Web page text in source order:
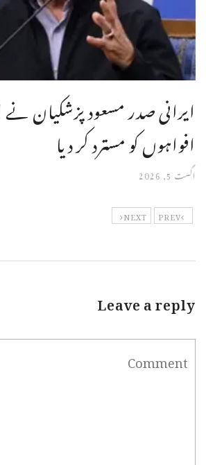
ایرانی صدر مسعود پزشکیان نے
افواہوں کو مسترد کر دیا
اگست 5, 2026
PREV
NEXT
Leave a reply